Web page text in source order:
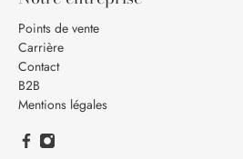
Points de vente
Carrière
Contact
B2B
Mentions légales